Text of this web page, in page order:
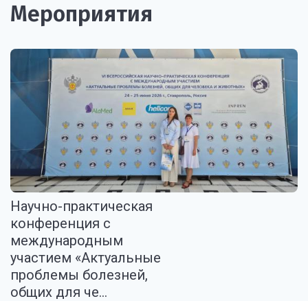
Мероприятия
Научно-практическая
конференция с
международным
участием «Актуальные
проблемы болезней,
общих для че...